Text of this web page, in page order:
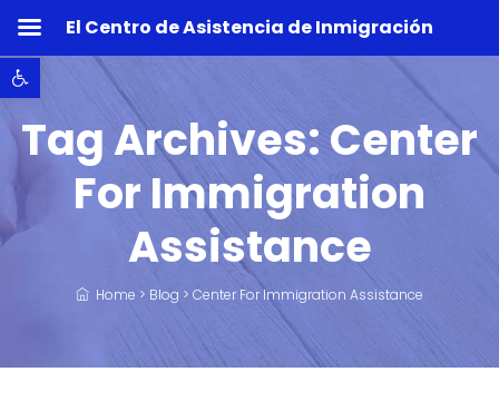
Abrir barra de herramientas
Tag Archives: Center
For Immigration
Assistance
Home > Blog > Center For Immigration Assistance
El Centro de Asistencia de Inmigración